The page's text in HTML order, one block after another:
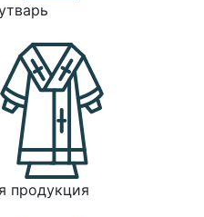
продукция